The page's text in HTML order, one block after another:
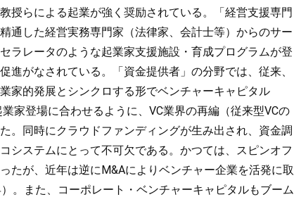
授らによる起業が強く奨励されている。「経営支援専門
通した経営実務専門家（法律家、会計士等）からのサー
ラレータのような起業家支援施設・育成プログラムが登
がなされている。「資金提供者」の分野では、従来、
家的発展とシンクロする形でベンチャーキャピタル
家登場に合わせるように、VC業界の再編（従来型VCの
。同時にクラウドファンディングが生み出され、資金調
システムにとって不可欠である。かつては、スピンオフ
たが、近年は逆にM&Aによりベンチャー企業を活発に取
。また、コーポレート・ベンチャーキャピタルもブーム